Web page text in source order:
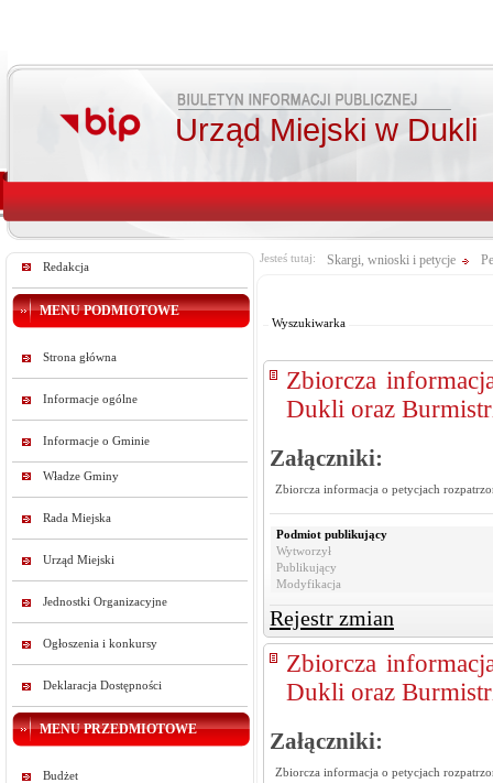
Urząd Miejski w Dukli
Redakcja
MENU PODMIOTOWE
Strona główna
Informacje ogólne
Informacje o Gminie
Władze Gminy
Rada Miejska
Urząd Miejski
Jednostki Organizacyjne
Ogłoszenia i konkursy
Deklaracja Dostępności
MENU PRZEDMIOTOWE
Budżet
Jesteś tutaj: Skargi, wnioski i petycje
Wyszukiwarka
Zbiorcza
Dukli oraz
Załączniki:
Zbiorcza informacja o petycjach
Podmiot publikujący
Wytworzył
Publikujący
Modyfikacja
Rejestr zmian
Zbiorcza
Dukli oraz
Załączniki:
Zbiorcza informacja o petycjach